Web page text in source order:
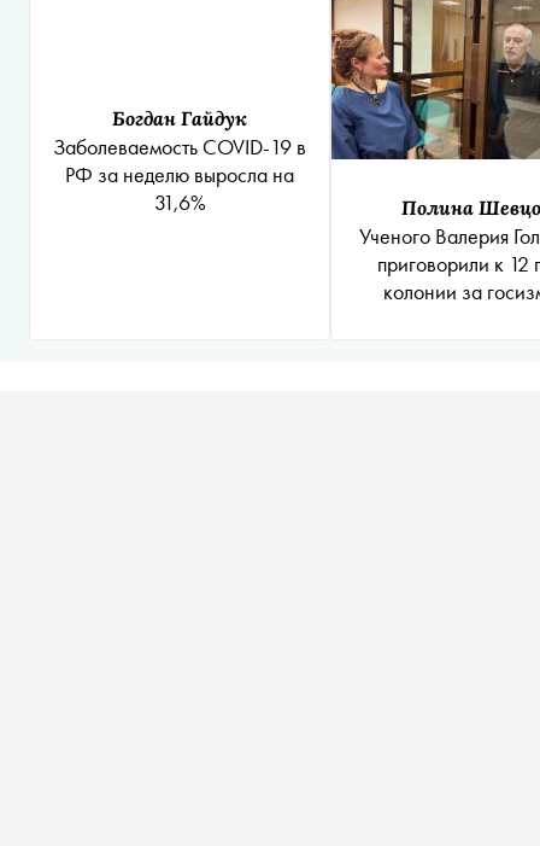
Богдан Гайдук
Заболеваемость COVID-19 в
РФ за неделю выросла на
31,6%
Полина
Ученого Валерия
приговорили к 12
колонии за